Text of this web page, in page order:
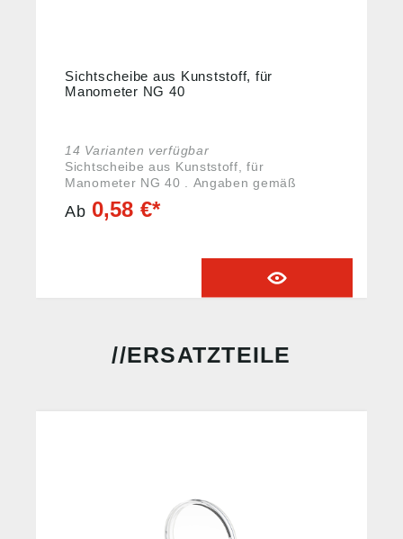
Sichtscheibe aus Kunststoff, für
Manometer NG 40
14 Varianten verfügbar
Sichtscheibe aus Kunststoff, für
Manometer NG 40 . Angaben gemäß
Produktsicherheitsverordnung ((EU)
2023/988): Riegler & Co. KG, Schützenstr.
Ab 0,58 €*
ERSATZTEILE